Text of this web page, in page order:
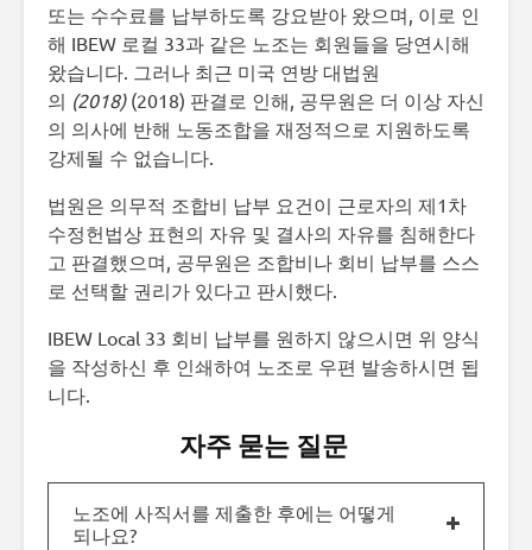
또는 수수료를 납부하도록 강요받아 왔으며, 이로 인
해 IBEW 로컬 33과 같은 노조는 회원들을 당연시해
왔습니다. 그러나 최근 미국 연방 대법원
의 (2018)(2018) 판결로 인해, 공무원은 더 이상 자신
의 의사에 반해 노동조합을 재정적으로 지원하도록
강제될 수 없습니다.
법원은 의무적 조합비 납부 요건이 근로자의 제1차
수정헌법상 표현의 자유 및 결사의 자유를 침해한다
고 판결했으며, 공무원은 조합비나 회비 납부를 스스
로 선택할 권리가 있다고 판시했다.
IBEW Local 33 회비 납부를 원하지 않으시면 위 양식
을 작성하신 후 인쇄하여 노조로 우편 발송하시면 됩
니다.
자주 묻는 질문
노조에 사직서를 제출한 후에는 어떻게
되나요?